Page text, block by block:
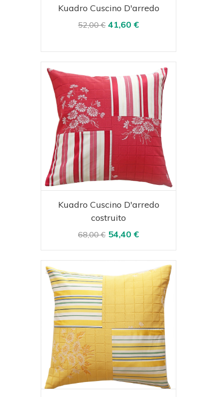
Acquista Visualizza
Kuadro Cuscino D'arredo
52,00 € 41,60 €
Acquista Visualizza
Kuadro Cuscino D'arredo
costruito
68,00 € 54,40 €